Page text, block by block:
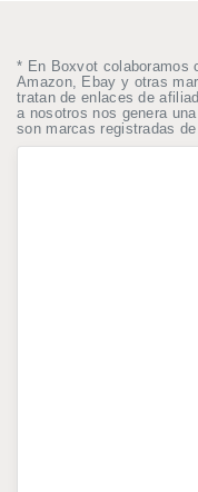
* En Boxvot colaboramos
Amazon, Ebay y otras
tratan de enlaces de
a nosotros nos genera
son marcas registradas